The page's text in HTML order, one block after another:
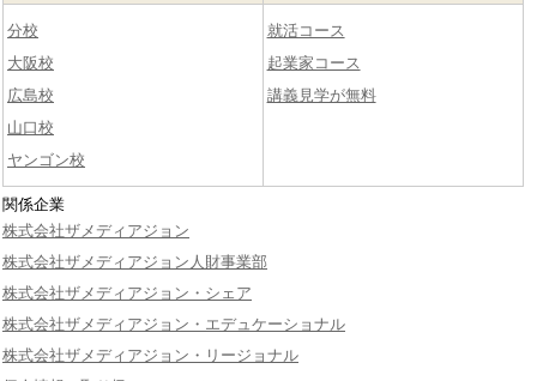
分校
大阪校
広島校
山口校
ヤンゴン校
就活コース
起業家コース
講義見学が無料
関係企業
株式会社ザメディアジョン
株式会社ザメディアジョン人財事業部
株式会社ザメディアジョン・シェア
株式会社ザメディアジョン・エデュケーショナル
株式会社ザメディアジョン・リージョナル